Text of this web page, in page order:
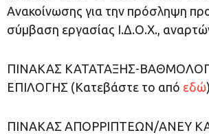
Ανακοίνωσης για την πρόσληψη
σύμβαση εργασίας Ι.Δ.Ο.Χ.,
ΠΙΝΑΚΑΣ ΚΑΤΑΤΑΞΗΣ-
ΕΠΙΛΟΓΗΣ (Κατεβάστε το από εδώ)
ΠΙΝΑΚΑΣ ΑΠΟΡΡΙΠΤΕΩΝ/ΑΝΕΥ